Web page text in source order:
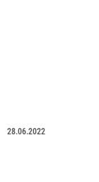
28.06.2022